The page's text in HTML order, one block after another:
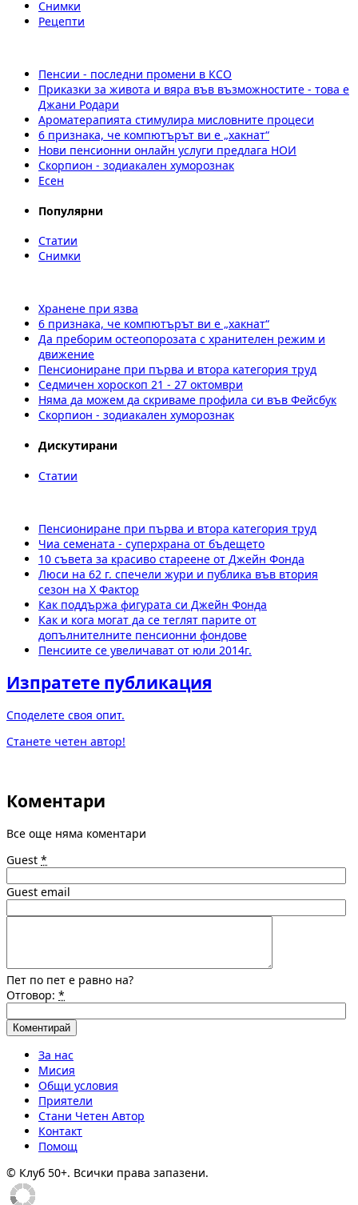
Снимки
Рецепти
Пенсии - последни промени в КСО
Приказки за живота и вяра във възможностите - това е
Джани Родари
Ароматерапията стимулира мисловните процеси
6 признака, че компютърът ви е „хакнат“
Нови пенсионни онлайн услуги предлага НОИ
Скорпион - зодиакален хуморознак
Есен
Популярни
Статии
Снимки
Хранене при язва
6 признака, че компютърът ви е „хакнат“
Да преборим остеопорозата с хранителен режим и
движение
Пенсиониране при първа и втора категория труд
Седмичен хороскоп 21 - 27 октомври
Няма да можем да скриваме профила си във Фейсбук
Скорпион - зодиакален хуморознак
Дискутирани
Статии
Пенсиониране при първа и втора категория труд
Чиа семената - суперхрана от бъдещето
10 съвета за красиво стареене от Джейн Фонда
Люси на 62 г. спечели жури и публика във втория
сезон на X Фактор
Как поддържа фигурата си Джейн Фонда
Как и кога могат да се теглят парите от
допълнителните пенсионни фондове
Пенсиите се увеличават от юли 2014г.
Изпратете публикация
Споделете своя опит.
Станете четен автор!
Коментари
Все още няма коментари
Guest *
Guest email
Пет по пет е равно на?
Отговор: *
За нас
Мисия
Общи условия
Приятели
Стани Четен Автор
Контакт
Помощ
© Клуб 50+. Всички права запазени.